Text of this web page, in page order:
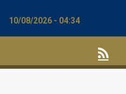
10/08/2026 - 04:34